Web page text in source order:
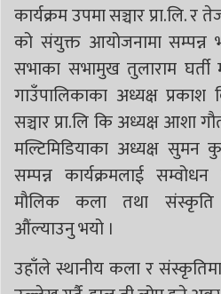
कार्यक्रम उपमा सञ्चार प्रा.लि. र
को संयुक्त आयोजनामा सम्पन्न
सभाका सभामुख तुलाराम घर्ती
गाउँपालिकाका अध्यक्ष प्रकाश
सञ्चार प्रा.लि कि अध्यक्ष आशा
मल्टिमिडियाका अध्यक्ष सुमन
सम्पन्न कार्यक्रमलाई
मौलिक कला तथा
औंल्याउनु भयो ।
उहाँले स्थानीय कला र